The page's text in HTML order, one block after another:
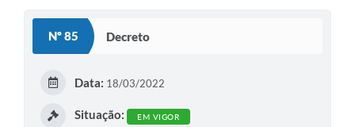
Nº 85 Decreto
Data: 18/03/2022
Situação: EM VIGOR